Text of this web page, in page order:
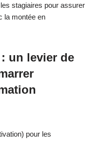
stagiaires pour assurer
la montée en
un levier de
pour les